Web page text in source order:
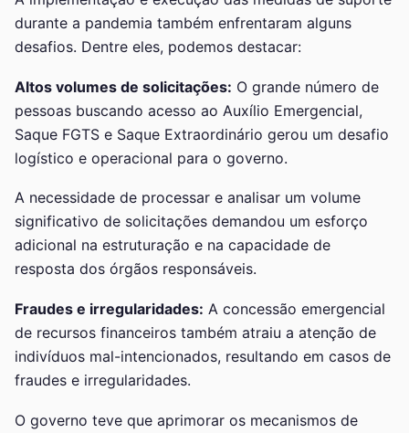
durante a pandemia também enfrentaram alguns
desafios. Dentre eles, podemos destacar:
Altos volumes de solicitações: O grande número de
pessoas buscando acesso ao Auxílio Emergencial,
Saque FGTS e Saque Extraordinário gerou um desafio
logístico e operacional para o governo.
A necessidade de processar e analisar um volume
significativo de solicitações demandou um esforço
adicional na estruturação e na capacidade de
resposta dos órgãos responsáveis.
Fraudes e irregularidades: A concessão emergencial
de recursos financeiros também atraiu a atenção de
indivíduos mal-intencionados, resultando em casos de
fraudes e irregularidades.
O governo teve que aprimorar os mecanismos de